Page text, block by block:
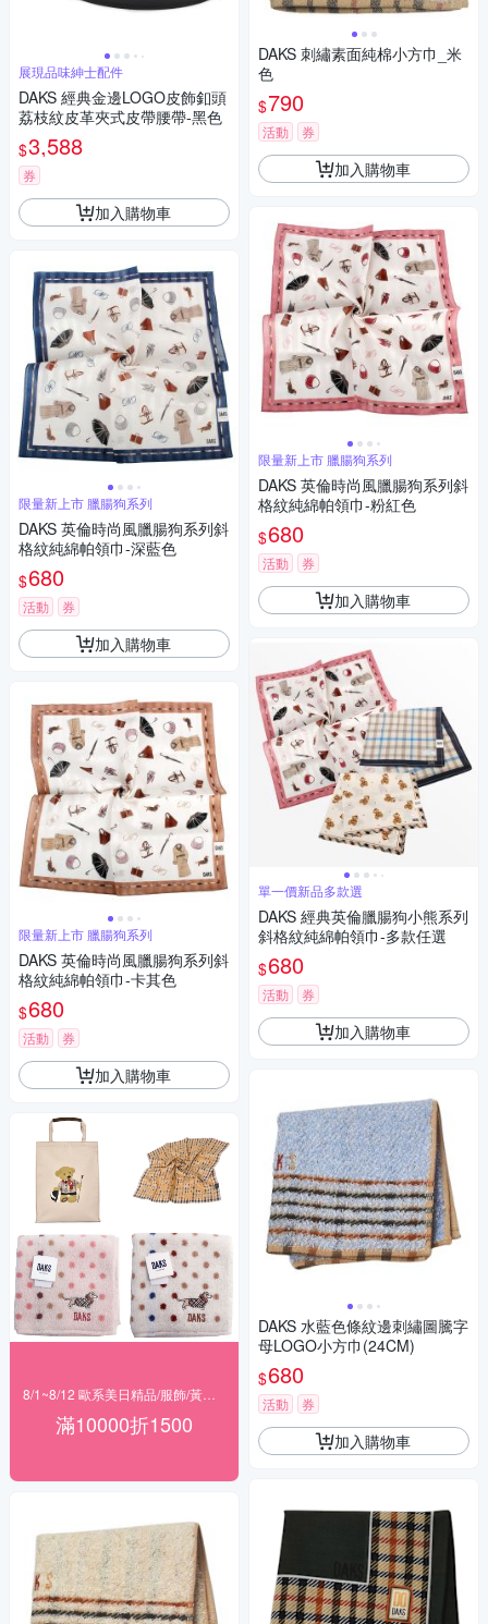
展現品味紳士配件
DAKS 經典金邊LOGO皮飾釦頭
荔枝紋皮革夾式皮帶腰帶-黑色
$3,588
券
加入購物車
限量新上市 臘腸狗系列
DAKS 英倫時尚風臘腸狗系列斜
格紋純綿帕領巾-深藍色
$680
活動 券
加入購物車
限量新上市 臘腸狗系列
DAKS 英倫時尚風臘腸狗系列斜
格紋純綿帕領巾-卡其色
$680
活動 券
加入購物車
滿10000折1500
DAKS 刺繡素面純棉小方巾_米
色
$790
活動 券
加入購物車
限量新上市 臘腸狗系列
DAKS 英倫時尚風臘腸狗系列斜
格紋純綿帕領巾-粉紅色
$680
活動 券
加入購物車
單一價新品多款選
DAKS 經典英倫臘腸狗小熊系列
斜格紋純綿帕領巾-多款任選
$680
活動 券
加入購物車
DAKS 水藍色條紋邊刺繡圖騰字
母LOGO小方巾(24CM)
$680
活動 券
加入購物車